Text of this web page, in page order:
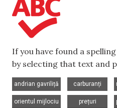
If you have found a
by selecting that text and
andrian gavriliță
carburanți
orientul mijlociu
prețuri